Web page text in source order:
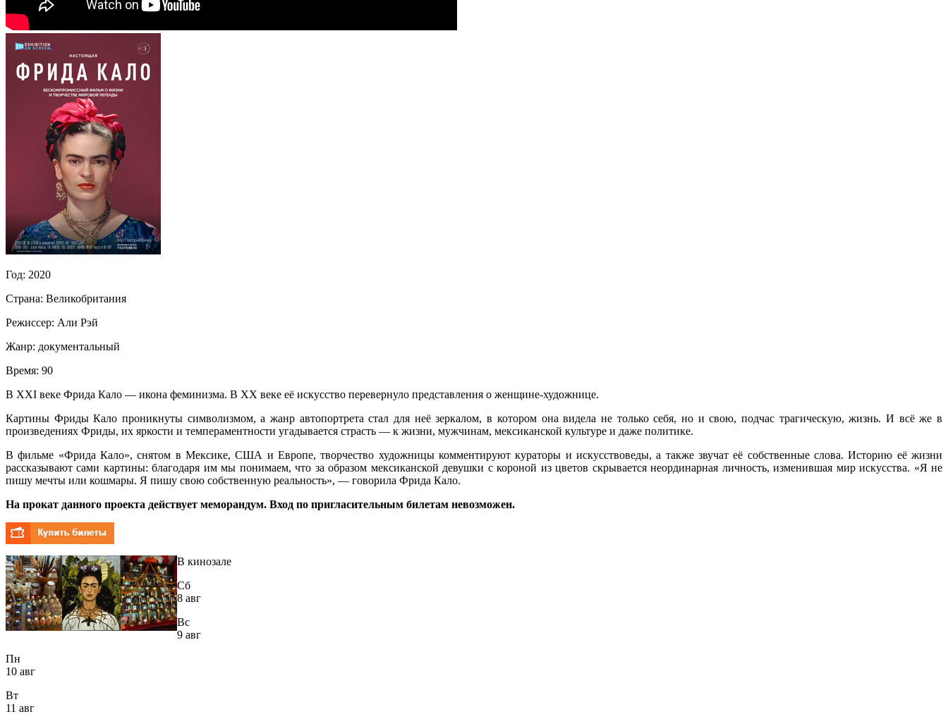
Год: 2020
Страна: Великобритания
Режиссер: Али Рэй
Жанр: документальный
Время: 90
В XXI веке Фрида Кало — икона феминизма. В XX веке её искусство перевернуло представления о женщине-художнице.
Картины Фриды Кало проникнуты символизмом, а жанр автопортрета стал для неё зеркалом, в котором она видела не только себя, но и свою, подчас трагическую, жизнь. И всё же в
произведениях Фриды, их яркости и темпераментности угадывается страсть — к жизни, мужчинам, мексиканской культуре и даже политике.
В фильме «Фрида Кало», снятом в Мексике, США и Европе, творчество художницы комментируют кураторы и искусствоведы, а также звучат её собственные слова. Историю её жизни
рассказывают сами картины: благодаря им мы понимаем, что за образом мексиканской девушки с короной из цветов скрывается неординарная личность, изменившая мир искусства. «Я не
пишу мечты или кошмары. Я пишу свою собственную реальность», — говорила Фрида Кало.
На прокат данного проекта действует меморандум. Вход по пригласительным билетам невозможен.
В кинозале
Сб
8 авг
Вс
9 авг
Пн
10 авг
Вт
11 авг